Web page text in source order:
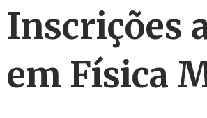
Inscrições
em Física